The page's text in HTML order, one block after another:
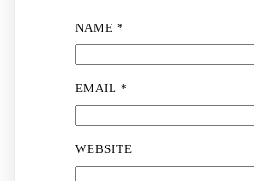
NAME *
EMAIL *
WEBSITE